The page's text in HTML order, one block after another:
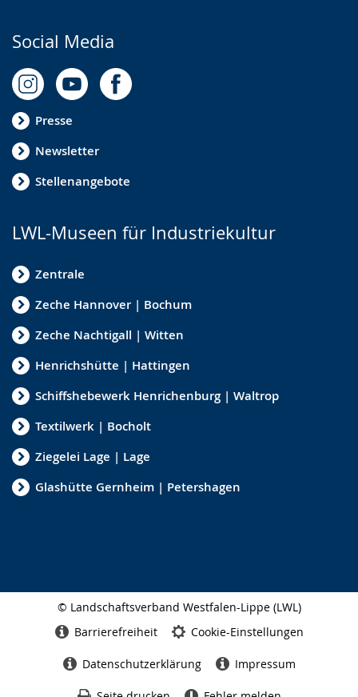
Social Media
Presse
Newsletter
Stellenangebote
LWL-Museen für Industriekultur
Zentrale
Zeche Hannover | Bochum
Zeche Nachtigall | Witten
Henrichshütte | Hattingen
Schiffshebewerk Henrichenburg | Waltrop
Textilwerk | Bocholt
Ziegelei Lage | Lage
Glashütte Gernheim | Petershagen
© Landschaftsverband Westfalen-Lippe (LWL)
Barrierefreiheit Cookie-Einstellungen
Datenschutzerklärung Impressum